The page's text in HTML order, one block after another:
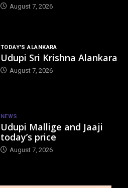
August 7, 2026
TODAY'S ALANKARA
Udupi Sri Krishna Alankara
August 7, 2026
NEWS
Udupi Mallige and Jaaji
today’s price
August 7, 2026